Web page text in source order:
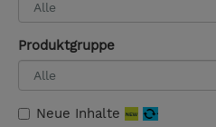
Produktgruppe
Neue Inhalte